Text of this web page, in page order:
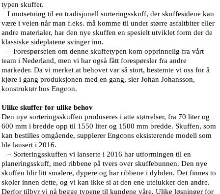
typen skuffer.
I motsetning til en tradisjonell sorteringsskuff, der skuffesidene kan
være i veien når man f.eks. må komme til under større asfaltbiter eller
andre materialer, har den nye skuffen en spesielt utviklet form der de
klassiske sideplatene svinger inn.
– Forespørselen om denne skuffetypen kom opprinnelig fra vårt
team i Nederland, men vi har også fått forespørsler fra andre
markeder. Da vi merket at behovet var så stort, bestemte vi oss for å
kjøre i gang produksjonen med en gang, sier Johan Johansson,
konstruktør hos Engcon.
Ulike skuffer for ulike behov
Den nye sorteringsskuffen produseres i åtte størrelser, fra 70 liter og
600 mm i bredde opp til 1550 liter og 1500 mm bredde. Skuffen, som
kan bestilles omgående, supplerer Engcons eksisterende modell som
ble lansert i 2016.
– Sorteringsskuffen vi lanserte i 2016 har utformingen til en
planeringsskuff, med ribbene på tvers over skuffebunnen. Den nye
skuffen blir litt smalere, dypere og har ribbene i dybden. Det finnes to
skoler innen dette, og vi kan ikke si at den ene utelukker den andre.
Derfor tilbyr vi nå begge typene til kundene våre. Ulike løsninger for